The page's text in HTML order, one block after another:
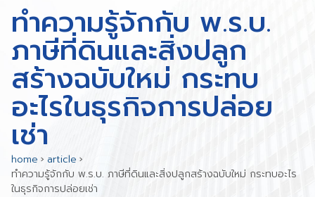
ทำความรู้จักกับ พ.ร.บ.
ภาษีที่ดินและสิ่งปลูก
สร้างฉบับใหม่ กระทบ
อะไรในธุรกิจการปล่อย
เช่า
home › article ›
ทำความรู้จักกับ พ.ร.บ. ภาษีที่ดินและสิ่งปลูกสร้างฉบับใหม่ กระทบอะไร
ในธุรกิจการปล่อยเช่า